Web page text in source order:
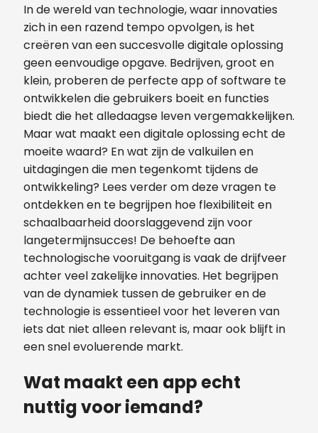
In de wereld van technologie, waar innovaties
zich in een razend tempo opvolgen, is het
creëren van een succesvolle digitale oplossing
geen eenvoudige opgave. Bedrijven, groot en
klein, proberen de perfecte app of software te
ontwikkelen die gebruikers boeit en functies
biedt die het alledaagse leven vergemakkelijken.
Maar wat maakt een digitale oplossing echt de
moeite waard? En wat zijn de valkuilen en
uitdagingen die men tegenkomt tijdens de
ontwikkeling? Lees verder om deze vragen te
ontdekken en te begrijpen hoe flexibiliteit en
schaalbaarheid doorslaggevend zijn voor
langetermijnsucces! De behoefte aan
technologische vooruitgang is vaak de drijfveer
achter veel zakelijke innovaties. Het begrijpen
van de dynamiek tussen de gebruiker en de
technologie is essentieel voor het leveren van
iets dat niet alleen relevant is, maar ook blijft in
een snel evoluerende markt.
Wat maakt een app echt
nuttig voor iemand?